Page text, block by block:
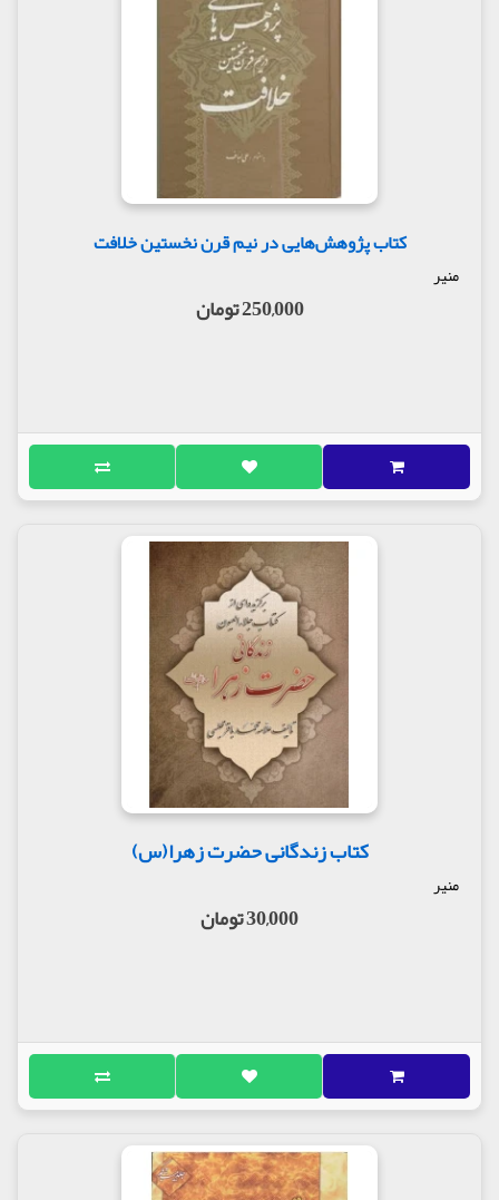
کتاب پژوهش‌هایی در نیم قرن نخستین خلافت
منیر
250,000 تومان
کتاب زندگانی حضرت زهرا(س)
منیر
30,000 تومان